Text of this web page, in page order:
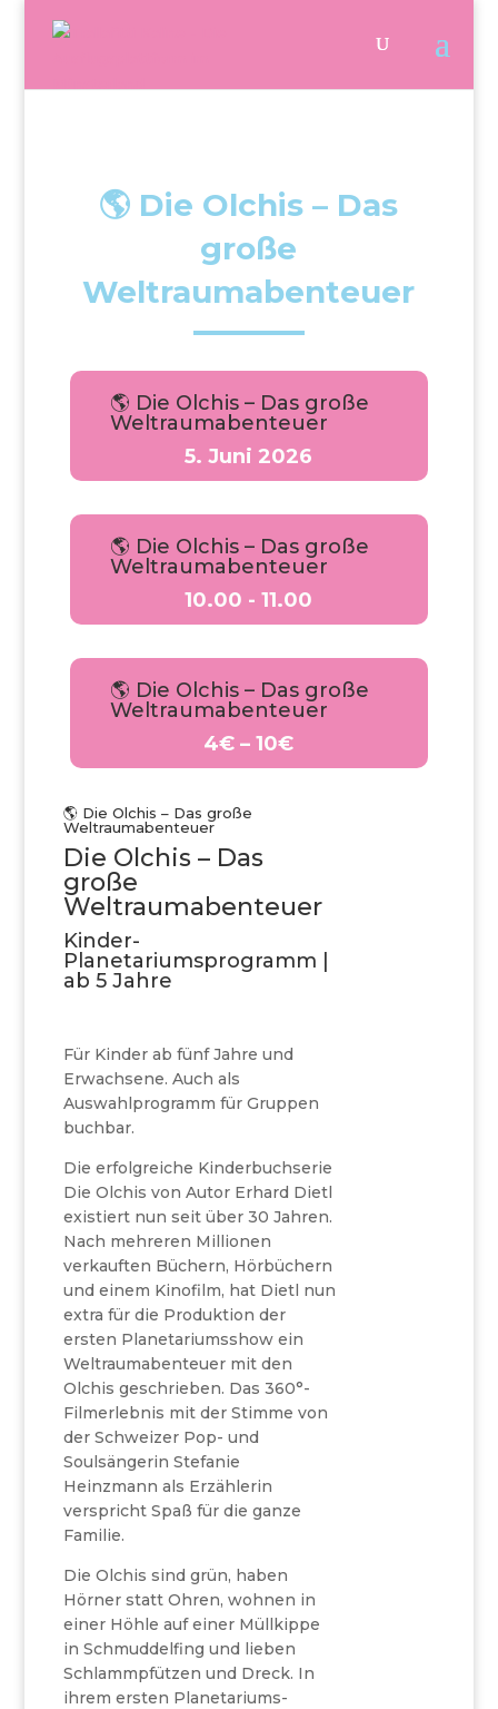
🌎 Die Olchis – Das
große
Weltraumabenteuer
🌎 Die Olchis – Das große
Weltraumabenteuer
5. Juni 2026
🌎 Die Olchis – Das große
Weltraumabenteuer
10.00 - 11.00
🌎 Die Olchis – Das große
Weltraumabenteuer
4€ – 10€
🌎 Die Olchis – Das große
Weltraumabenteuer
Die Olchis – Das
große
Weltraumabenteuer
Kinder-
Planetariumsprogramm |
ab 5 Jahre
Für Kinder ab fünf Jahre und
Erwachsene. Auch als
Auswahlprogramm für Gruppen
buchbar.
Die erfolgreiche Kinderbuchserie
Die Olchis von Autor Erhard Dietl
existiert nun seit über 30 Jahren.
Nach mehreren Millionen
verkauften Büchern, Hörbüchern
und einem Kinofilm, hat Dietl nun
extra für die Produktion der
ersten Planetariumsshow ein
Weltraumabenteuer mit den
Olchis geschrieben. Das 360°-
Filmerlebnis mit der Stimme von
der Schweizer Pop- und
Soulsängerin Stefanie
Heinzmann als Erzählerin
verspricht Spaß für die ganze
Familie.
Die Olchis sind grün, haben
Hörner statt Ohren, wohnen in
einer Höhle auf einer Müllkippe
in Schmuddelfing und lieben
Schlammpfützen und Dreck. In
ihrem ersten Planetariums-